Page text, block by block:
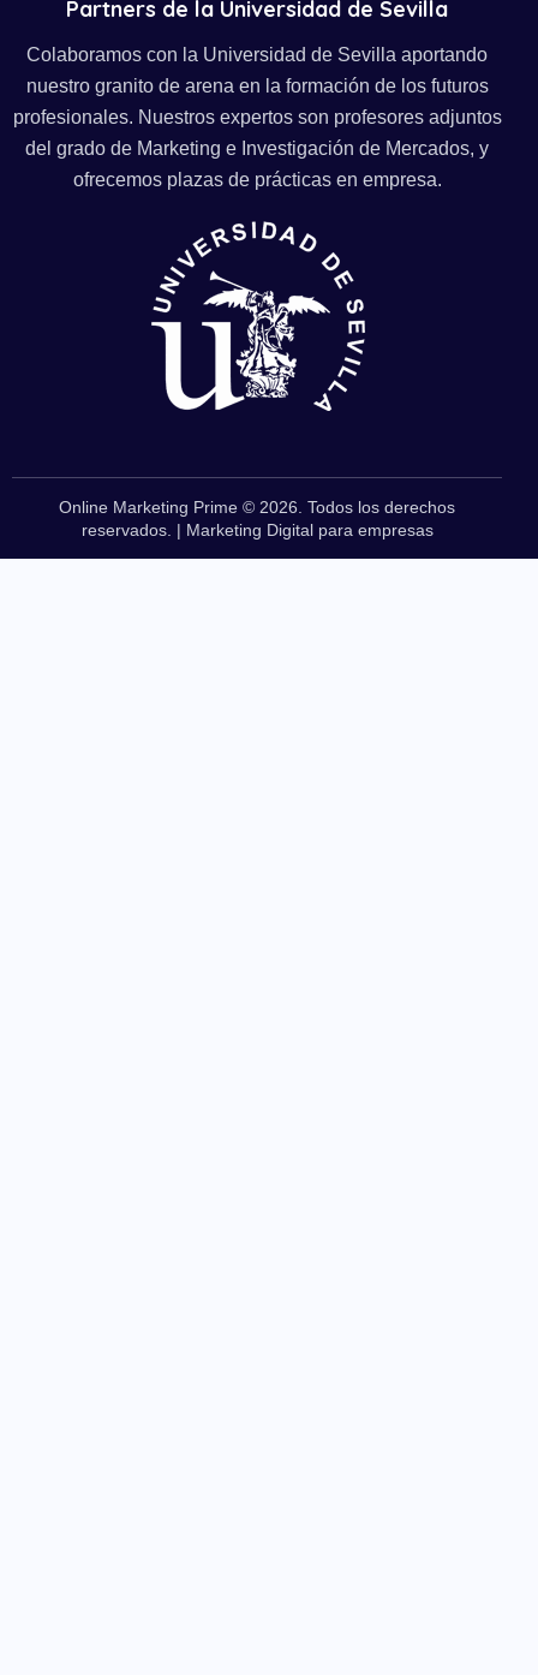
Partners de la Universidad de Sevilla
Colaboramos con la Universidad de Sevilla aportando
nuestro granito de arena en la formación de los futuros
profesionales. Nuestros expertos son profesores adjuntos
del grado de Marketing e Investigación de Mercados, y
ofrecemos plazas de prácticas en empresa.
Online Marketing Prime © 2026. Todos los derechos
reservados. | Marketing Digital para empresas